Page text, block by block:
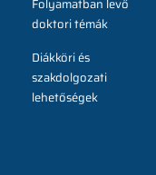
Folyamatban levő
doktori témák
Diákköri és
szakdolgozati
lehetőségek